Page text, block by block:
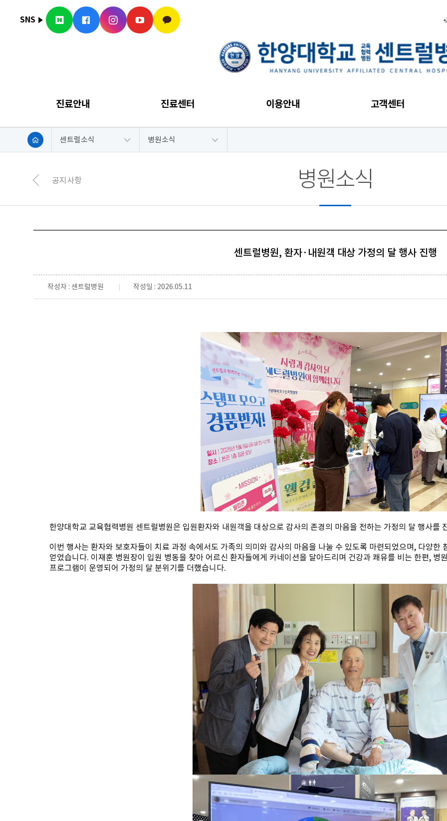
SNS
진료안내 진료센터 이용안내 고객센터
센트럴소식 병원소식
공지사항 병원소식
센트럴병원, 환자·내원객 대상 가정의 달 행사 진행
작성자 : 센트럴병원 작성일 : 2026.05.11
한양대학교 교육협력병원 센트럴병원은 입원환자와 내원객을 대상으로 감사의 존경의 마음을 전하는 가정의 달 행사를
이번 행사는 환자와 보호자들이 치료 과정 속에서도 가족의 의미와 감사의 마음을 나눌 수 있도록 마련되었으며, 다양한
얻었습니다. 이재훈 병원장이 입원 병동을 찾아 어르신 환자들에게 카네이션을 달아드리며 건강과 쾌유를 비는 한편, 병
프로그램이 운영되어 가정의 달 분위기를 더했습니다.